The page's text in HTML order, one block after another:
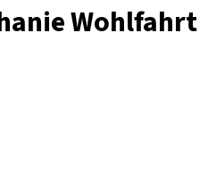
Wohlfahrt